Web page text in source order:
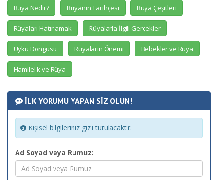
Rüya Nedir? Rüyanın Tarihçesi Rüya Çeşitleri
Rüyaları Hatırlamak Rüyalarla İlgili Gerçekler
Uyku Döngüsü Rüyaların Önemi Bebekler ve Rüya
Hamilelik ve Rüya
İLK YORUMU YAPAN SİZ OLUN!
Kişisel bilgileriniz gizli tutulacaktır.
Ad Soyad veya Rumuz: